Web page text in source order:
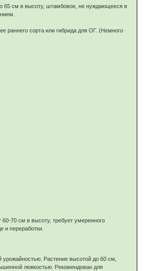
65 см в высоту, штамбовое, не нуждающееся в
раннего сорта или гибрида для ОГ. (Немного
70 см в высоту, требует умеренного
и переработки.
Растение высотой до 60 см,
лежкостью. Рекомендован для